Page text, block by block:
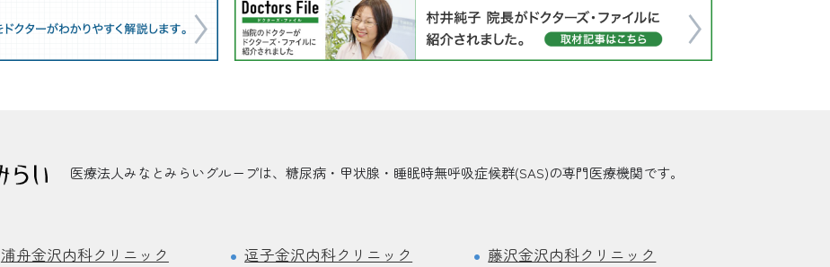
医療法人みなとみらいグループは、糖尿病・甲状腺・睡眠時無呼吸症候群(SAS)の専門医療機関です。
浦舟金沢内科クリニック 逗子金沢内科クリニック
藤沢金沢内科クリニック